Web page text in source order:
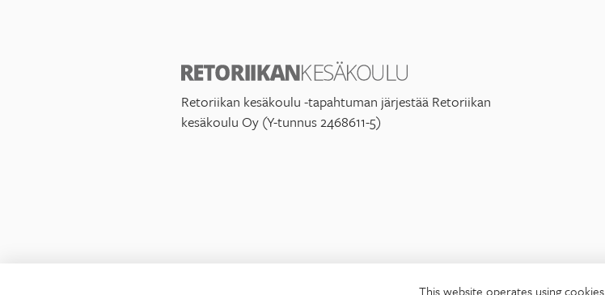
This website operates using cookies.
Retoriikan kesäkoulu -tapahtuman järjestää Retoriikan
kesäkoulu Oy (Y-tunnus 2468611-5)